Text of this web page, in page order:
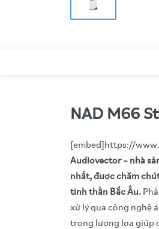
NAD M66
[embed]https://
Audiovector – nhà
nhất, được chăm
tinh thần Bắc Âu.
xử lý qua công nghệ
trọng lượng loa giúp